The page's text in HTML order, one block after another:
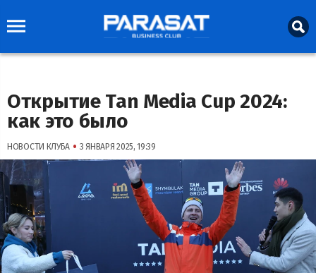
Открытие Tan Media Cup 2024:
как это было
НОВОСТИ КЛУБА • 3 ЯНВАРЯ 2025, 19:39